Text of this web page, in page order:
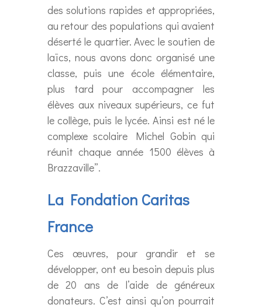
des solutions rapides et appropriées,
au retour des populations qui avaient
déserté le quartier. Avec le soutien de
laïcs, nous avons donc organisé une
classe, puis une école élémentaire,
plus tard pour accompagner les
élèves aux niveaux supérieurs, ce fut
le collège, puis le lycée. Ainsi est né le
complexe scolaire Michel Gobin qui
réunit chaque année 1500 élèves à
Brazzaville”.
La Fondation Caritas
France
Ces œuvres, pour grandir et se
développer, ont eu besoin depuis plus
de 20 ans de l’aide de généreux
donateurs. C’est ainsi qu’on pourrait